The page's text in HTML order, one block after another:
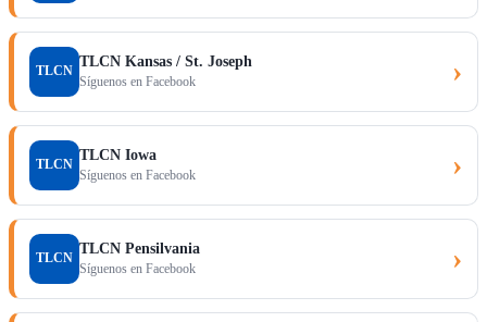
TLCN
TLCN Kansas / St. Joseph
Síguenos en Facebook ›
TLCN
TLCN Iowa
Síguenos en Facebook ›
TLCN
TLCN Pensilvania
Síguenos en Facebook ›